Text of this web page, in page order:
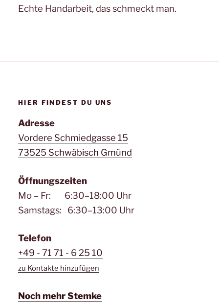
Echte Handarbeit, das schmeckt man.
HIER FINDEST DU UNS
Adresse
Vordere Schmiedgasse 15
73525 Schwäbisch Gmünd
Öffnungszeiten
Mo – Fr: 6:30–18:00 Uhr
Samstags: 6:30–13:00 Uhr
Telefon
+49 - 71 71 - 6 25 10
zu Kontakte hinzufügen
Noch mehr Stemke